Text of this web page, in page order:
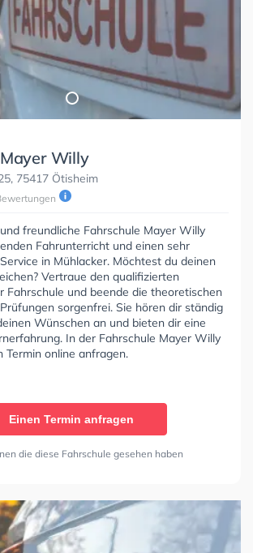
Willy
75417 Ötisheim
freundliche Fahrschule Mayer Willy
Fahrunterricht und einen sehr
in Mühlacker. Möchtest du deinen
Vertraue den qualifizierten
Fahrschule und beende die theoretischen
sorgenfrei. Sie hören dir ständig
Wünschen an und bieten dir eine
In der Fahrschule Mayer Willy
Termin online anfragen.
Einen Termin anfragen
die diese Fahrschule gesehen haben